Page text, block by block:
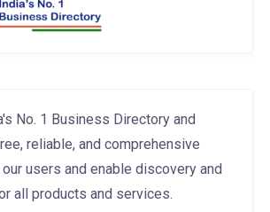
No. 1 Business Directory and
reliable, and comprehensive
users and enable discovery and
all products and services.